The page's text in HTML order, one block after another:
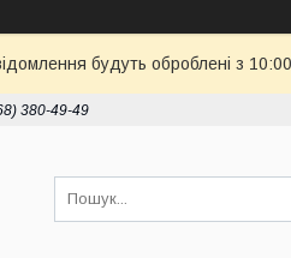
будуть оброблені з
380-49-49